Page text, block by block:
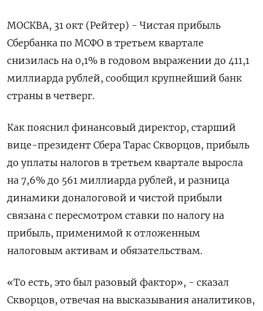
МОСКВА, 31 окт (Рейтер) - Чистая прибыль
Сбербанка по МСФО в третьем квартале
снизилась на 0,1% в годовом выражении до 411,1
миллиарда рублей, сообщил крупнейший банк
страны в четверг.
Как пояснил финансовый директор, старший
вице-президент Сбера Тарас Скворцов, прибыль
до уплаты налогов в третьем квартале выросла
на 7,6% до 561 миллиарда рублей, и разница
динамики доналоговой и чистой прибыли
связана с пересмотром ставки по налогу на
прибыль, применимой к отложенным
налоговым активам и обязательствам.
«То есть, это был разовый фактор», - сказал
Скворцов, отвечая на высказывания аналитиков,